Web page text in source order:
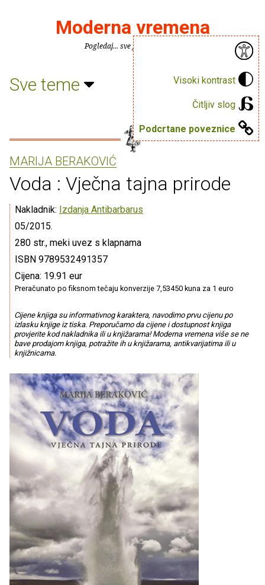
Visoki kontrast
Čitljiv slog
Podcrtane poveznice
Moderna vremena
Pogledaj... sve je puno knjiga.
Sve teme
MARIJA BERAKOVIĆ
Voda : Vječna tajna prirode
Nakladnik: Izdanja Antibarbarus
05/2015.
280 str., meki uvez s klapnama
ISBN 9789532491357
Cijena: 19.91 eur
Preračunato po fiksnom tečaju konverzije 7,53450 kuna za 1 euro
Cijene knjiga su informativnog karaktera, navodimo prvu cijenu po
izlasku knjige iz tiska. Preporučamo da cijene i dostupnost knjiga
provjerite kod nakladnika ili u knjižarama! Moderna vremena više se ne
bave prodajom knjiga, potražite ih u knjižarama, antikvarijatima ili u
knjižnicama.